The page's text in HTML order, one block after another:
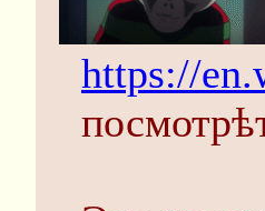
https://